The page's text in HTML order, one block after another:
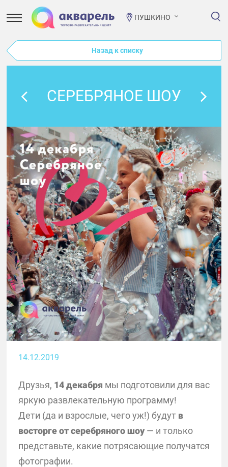
ПУШКИНО
Назад к списку
СЕРЕБРЯНОЕ ШОУ
14.12.2019
Друзья, 14 декабря мы подготовили для вас
яркую развлекательную программу!
Дети (да и взрослые, чего уж!) будут в
восторге от серебряного шоу— и только
представьте, какие потрясающие получатся
фотографии.